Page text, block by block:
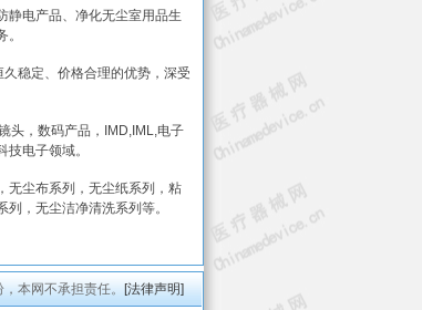
电产品、净化无尘室用品生
稳定、价格合理的优势，深受
，数码产品，IMD,IML,电子
电子领域。
尘布系列，无尘纸系列，粘
，无尘洁净清洗系列等。
本网不承担责任。 [法律声明]